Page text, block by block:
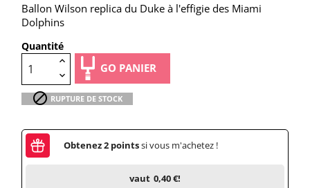
Ballon Wilson replica du Duke à l'effigie des Miami
Dolphins
Quantité
GO PANIER
 RUPTURE DE STOCK
Obtenez2 pointssi vous m'achetez !
vaut 0,40 €!